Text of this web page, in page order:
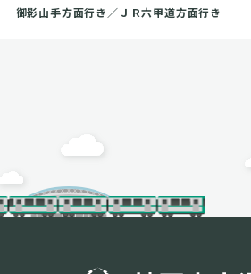
御影山手方面行き／ＪＲ六甲道方面行き